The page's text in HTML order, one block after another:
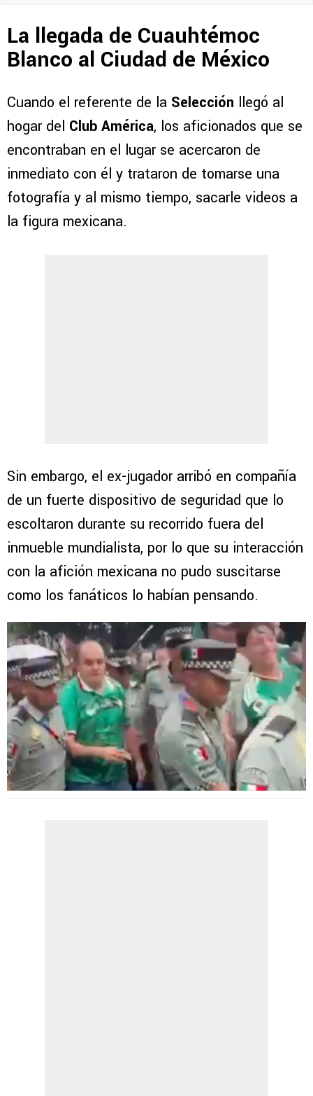
La llegada de Cuauhtémoc
Blanco al Ciudad de México
Cuando el referente de la Selección llegó al
hogar del Club América, los aficionados que se
encontraban en el lugar se acercaron de
inmediato con él y trataron de tomarse una
fotografía y al mismo tiempo, sacarle videos a
la figura mexicana.
Sin embargo, el ex-jugador arribó en compañía
de un fuerte dispositivo de seguridad que lo
escoltaron durante su recorrido fuera del
inmueble mundialista, por lo que su interacción
con la afición mexicana no pudo suscitarse
como los fanáticos lo habían pensando.